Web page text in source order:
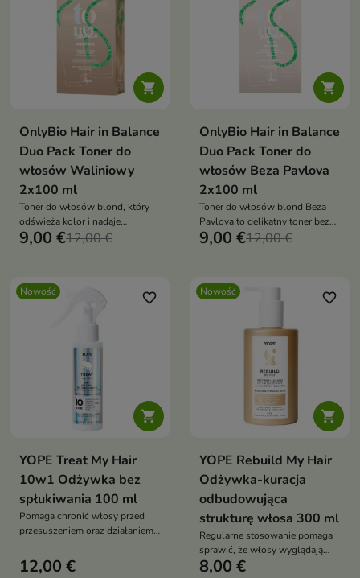

OnlyBio Hair in Balance
Duo Pack Toner do
włosów Waliniowy
2x100 ml
Toner do włosów blond, który
odświeża kolor i nadaje
beżowo-waniliowy odcień
9,00 €12,00 €

OnlyBio Hair in Balance
Duo Pack Toner do
włosów Beza Pavlova
2x100 ml
Toner do włosów blond Beza
Pavlova to delikatny toner bez
amoniaku, który odświeża kolor i
włosom blasku
9,00 €12,00 €
Nowość

favorite_border
YOPE Treat My Hair
10w1 Odżywka bez
spłukiwania 100 ml
Pomaga chronić włosy przed
przesuszeniem oraz działaniem
12,00 €
Nowość

favorite_border
YOPE Rebuild My Hair
Odżywka-kuracja
odbudowująca
strukturę włosa 300 ml
Regularne stosowanie pomaga
sprawić, że włosy wyglądają
zdrowiej, są bardziej odporne i
8,00 €